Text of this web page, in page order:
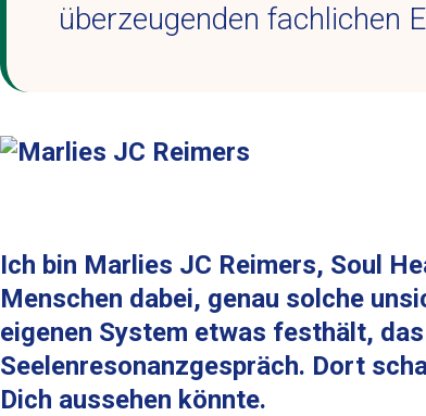
überzeugenden fachlichen
Ich bin Marlies JC Reimers, Soul
Menschen dabei, genau solche
eigenen System etwas festhält,
Seelenresonanzgespräch. Dort
Dich aussehen könnte.